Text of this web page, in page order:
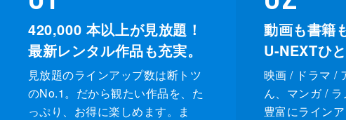
420,000 本以上が見放題！
最新レンタル作品も充実。
見放題のラインアップ数は断トツ
のNo.1。だから観たい作品を、た
っぷり、お得に楽しめます。ま
動画も書籍
U-NEXTひ
映画 / ドラマ /
ん、マンガ /
豊富にライン